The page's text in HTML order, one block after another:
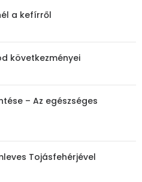
a kefírről
következményei
– Az egészséges
Tojásfehérjével